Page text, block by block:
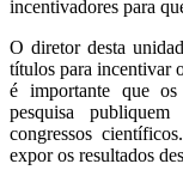
incentivadores para
O diretor desta
títulos para incentivar
é importante que os
pesquisa
congressos
expor os resultados